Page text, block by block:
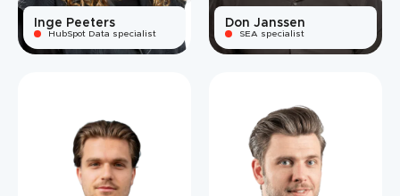
Inge Peeters
HubSpot Data specialist
Don Janssen
SEA specialist